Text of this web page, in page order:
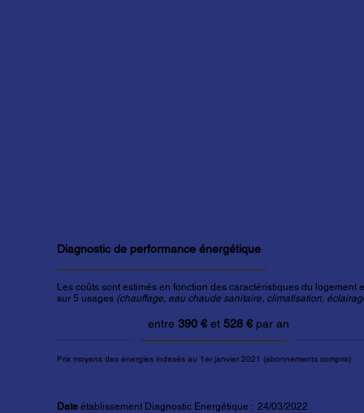
Diagnostic de performance énergétique
Les coûts sont estimés en fonction des caractéristiques du logement
sur 5 usages (chauffage, eau chaude sanitaire, climatisation,
entre 390 € et 528 € par an
Prix moyens des énergies indexés au 1er janvier 2021 (abonnements compris)
Date établissement Diagnostic Energétique : 24/03/2022